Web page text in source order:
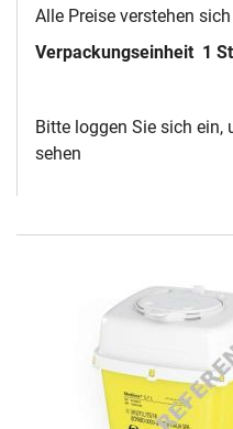
Alle Preise verstehen
Verpackungseinheit 1
Bitte loggen Sie sich ein,
sehen